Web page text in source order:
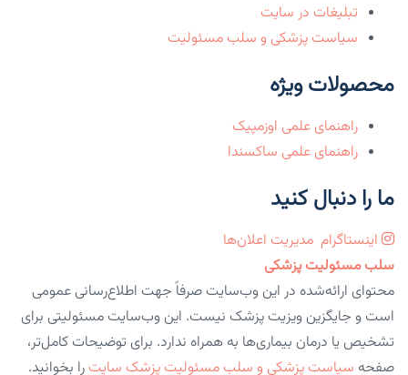
تبلیغات در سایت
سیاست پزشکی و سلب مسئولیت
محصولات ویژه
راهنمای علمی اوزمپیک
راهنمای علمی ساکسندا
ما را دنبال کنید
اینستاگرام مدیریت اعلان‌ها
سلب مسئولیت پزشکی
محتوای ارائه‌شده در این وب‌سایت صرفاً جهت اطلاع‌رسانی عمومی
است و جایگزین ویزیت پزشک نیست. این وب‌سایت مسئولیتی برای
تشخیص یا درمان بیماری‌ها به همراه ندارد. برای توضیحات کامل‌تر،
صفحه سیاست پزشکی و سلب مسئولیت پزشک سایت را بخوانید.